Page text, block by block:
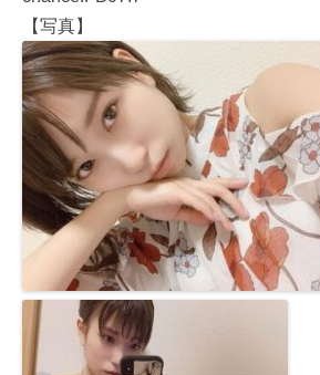
【写真】